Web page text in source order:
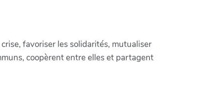
favoriser les solidarités, mutualiser
coopèrent entre elles et partagent